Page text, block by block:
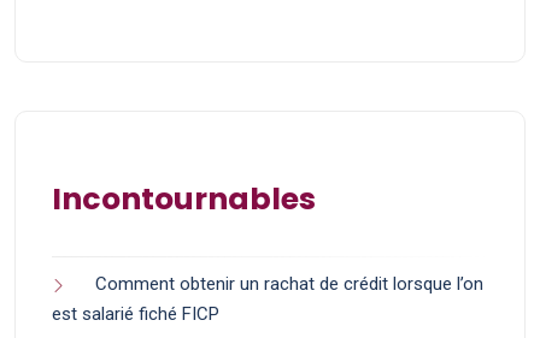
Incontournables
Comment obtenir un rachat de crédit lorsque l’on
est salarié fiché FICP